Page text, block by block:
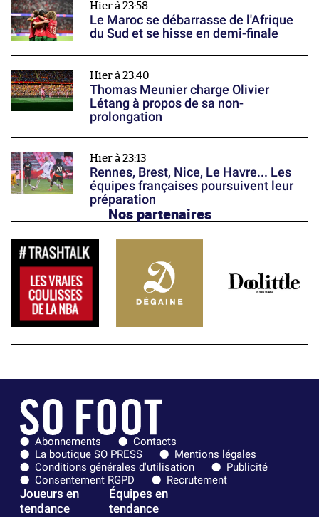
Hier à 23:58
Le Maroc se débarrasse de l'Afrique
du Sud et se hisse en demi-finale
Hier à 23:40
Thomas Meunier charge Olivier
Létang à propos de sa non-
prolongation
Hier à 23:13
Rennes, Brest, Nice, Le Havre... Les
équipes françaises poursuivent leur
préparation
Nos partenaires
Abonnements
Contacts
La boutique SO PRESS
Mentions légales
Conditions générales d'utilisation
Publicité
Consentement RGPD
Recrutement
Joueurs en
tendance
Équipes en
tendance